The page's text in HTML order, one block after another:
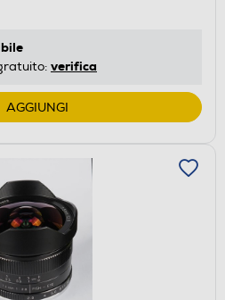
verifica
AGGIUNGI